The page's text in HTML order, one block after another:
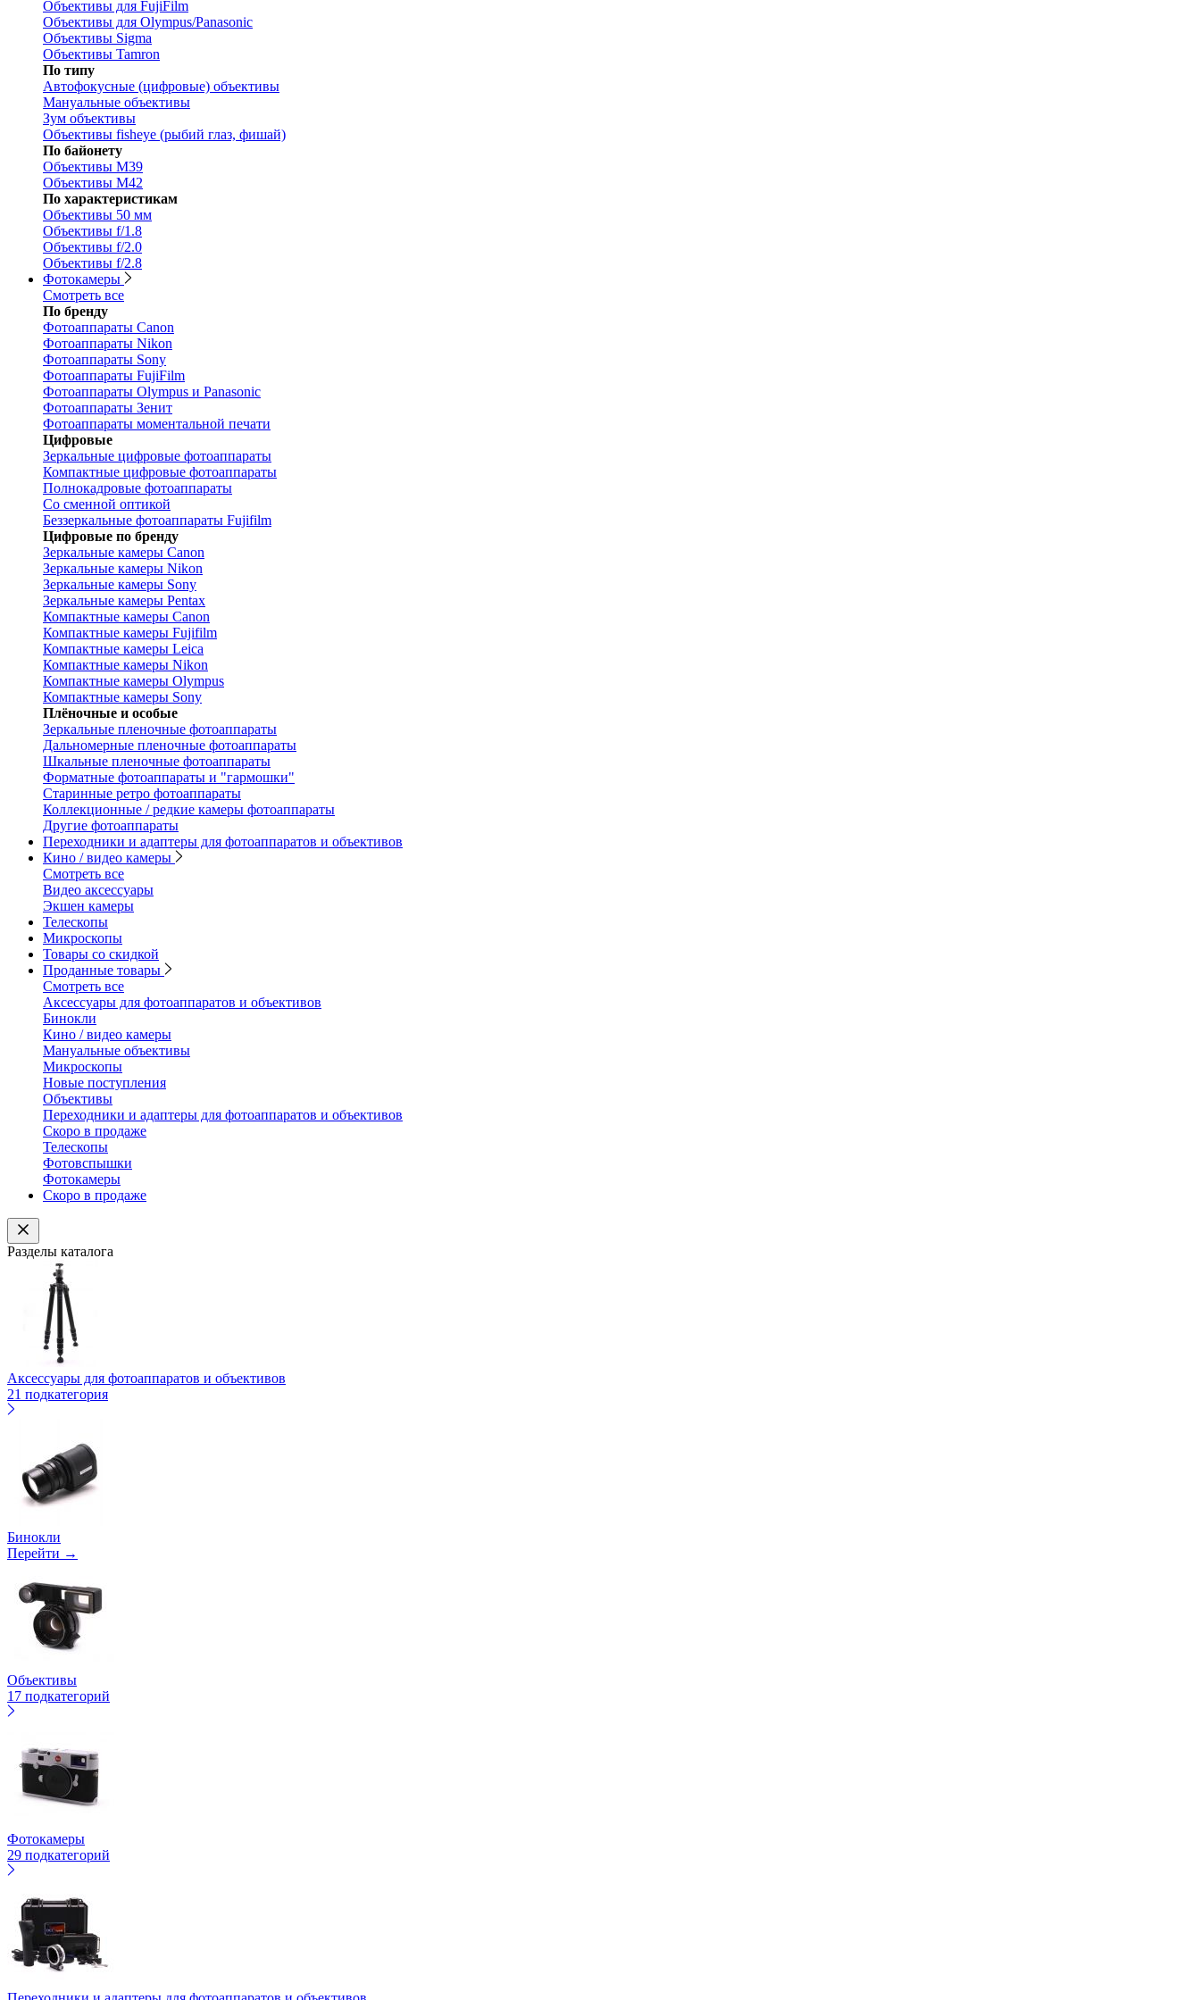
Объективы для FujiFilm
Объективы для Olympus/Panasonic
Объективы Sigma
Объективы Tamron
По типу
Автофокусные (цифровые) объективы
Мануальные объективы
Зум объективы
Объективы fisheye (рыбий глаз, фишай)
По байонету
Объективы M39
Объективы M42
По характеристикам
Объективы 50 мм
Объективы f/1.8
Объективы f/2.0
Объективы f/2.8
Фотокамеры
Смотреть все
По бренду
Фотоаппараты Canon
Фотоаппараты Nikon
Фотоаппараты Sony
Фотоаппараты FujiFilm
Фотоаппараты Olympus и Panasonic
Фотоаппараты Зенит
Фотоаппараты моментальной печати
Цифровые
Зеркальные цифровые фотоаппараты
Компактные цифровые фотоаппараты
Полнокадровые фотоаппараты
Со сменной оптикой
Беззеркальные фотоаппараты Fujifilm
Цифровые по бренду
Зеркальные камеры Canon
Зеркальные камеры Nikon
Зеркальные камеры Sony
Зеркальные камеры Pentax
Компактные камеры Canon
Компактные камеры Fujifilm
Компактные камеры Leica
Компактные камеры Nikon
Компактные камеры Olympus
Компактные камеры Sony
Плёночные и особые
Зеркальные пленочные фотоаппараты
Дальномерные пленочные фотоаппараты
Шкальные пленочные фотоаппараты
Форматные фотоаппараты и "гармошки"
Старинные ретро фотоаппараты
Коллекционные / редкие камеры фотоаппараты
Другие фотоаппараты
Переходники и адаптеры для фотоаппаратов и объективов
Кино / видео камеры
Смотреть все
Видео аксессуары
Экшен камеры
Телескопы
Микроскопы
Товары со скидкой
Проданные товары
Смотреть все
Аксессуары для фотоаппаратов и объективов
Бинокли
Кино / видео камеры
Мануальные объективы
Микроскопы
Новые поступления
Объективы
Переходники и адаптеры для фотоаппаратов и объективов
Скоро в продаже
Телескопы
Фотовспышки
Фотокамеры
Скоро в продаже
Разделы каталога
Аксессуары для фотоаппаратов и объективов
21 подкатегория
Бинокли
Перейти →
Объективы
17 подкатегорий
Фотокамеры
29 подкатегорий